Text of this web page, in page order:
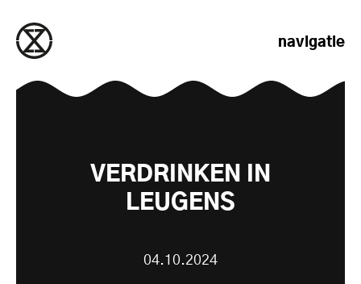
navigatie
VERDRINKEN IN
LEUGENS
04.10.2024